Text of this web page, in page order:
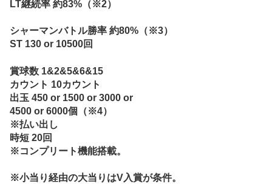
LT継続率 約83%（※2）
シャーマンバトル勝率 約80%（※3）
ST 130 or 10500回
賞球数 1&2&5&6&15
カウント 10カウント
出玉 450 or 1500 or 3000 or
4500 or 6000個（※4）
※払い出し
時短 20回
※コンプリート機能搭載。
※小当り経由の大当りはV入賞が条件。